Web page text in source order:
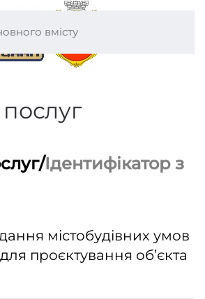
вмісту
Ідентифікатор з
містобудівних умов
проєктування об’єкта